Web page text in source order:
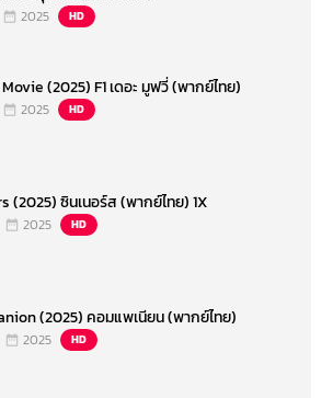
2025 HD
Movie (2025) F1 เดอะ มูฟวี่ (พากย์ไทย)
2025 HD
(2025) ซินเนอร์ส (พากย์ไทย) 1X
2025 HD
(2025) คอมแพเนียน (พากย์ไทย)
2025 HD